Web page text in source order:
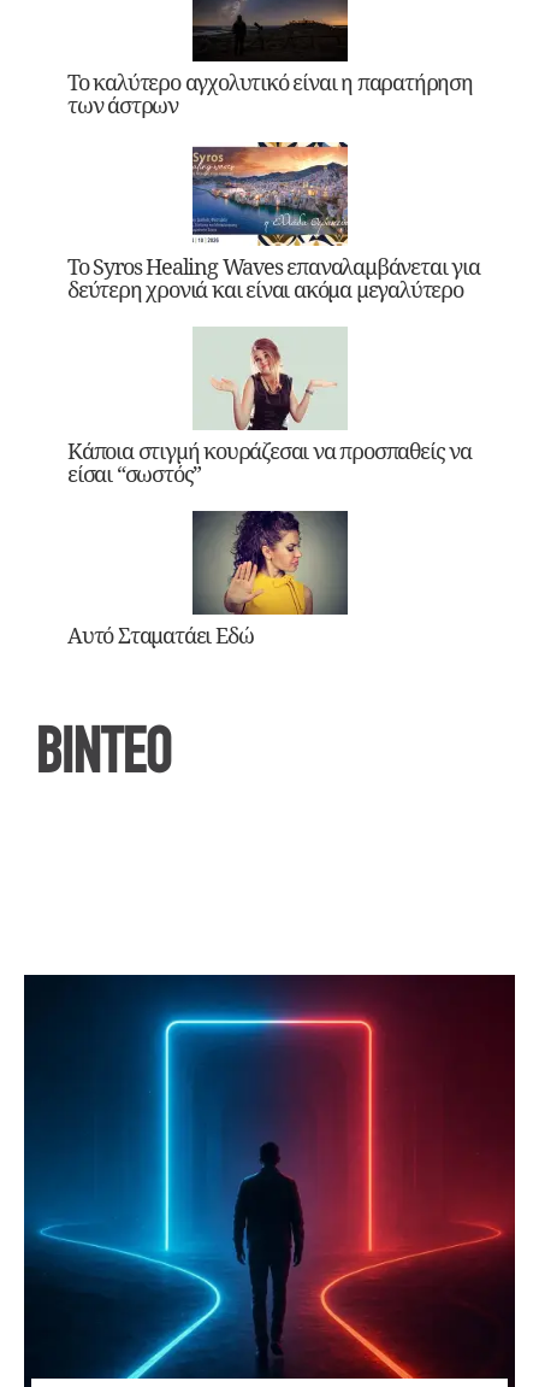
Το καλύτερο αγχολυτικό είναι η παρατήρηση
των άστρων
Το Syros Healing Waves επαναλαμβάνεται για
δεύτερη χρονιά και είναι ακόμα μεγαλύτερο
Κάποια στιγμή κουράζεσαι να προσπαθείς να
είσαι “σωστός”
Αυτό Σταματάει Εδώ
ΒΙΝΤΕΟ